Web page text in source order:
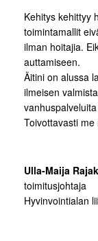
Kehitys kehittyy
toimintamallit
ilman hoitajia.
auttamiseen.
Äitini on alussa
ilmeisen
Toivottavasti me
Ulla-Maija
toimitusjohtaja
Hyvinvointialan